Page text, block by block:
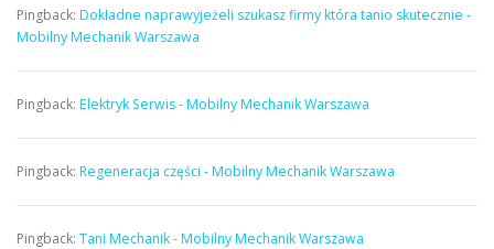
Pingback: Dokładne naprawyjeżeli szukasz firmy która tanio skutecznie -
Mobilny Mechanik Warszawa
Pingback: Elektryk Serwis - Mobilny Mechanik Warszawa
Pingback: Regeneracja części - Mobilny Mechanik Warszawa
Pingback: Tani Mechanik - Mobilny Mechanik Warszawa